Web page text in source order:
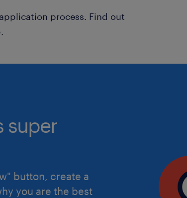
process. Find out
super
button, create a
you are the best